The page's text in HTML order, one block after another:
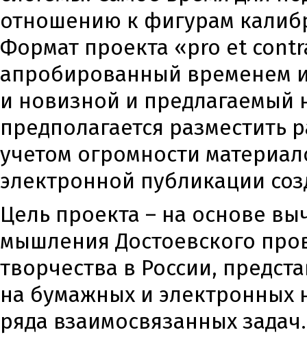
отношению к фигурам
Формат проекта «pro et
апробированный временем
и новизной и предлагаемый
предполагается
учетом огромности
электронной публикации
Цель проекта – на основе
мышления Достоевского
творчества в России,
на бумажных и электронных
ряда взаимосвязанных задач.